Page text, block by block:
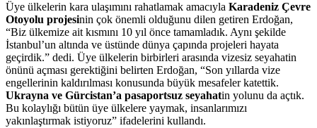
Üye ülkelerin kara ulaşımını rahatlamak amacıyla Karadeniz Çevre
Otoyolu projesinin çok önemli olduğunu dilen getiren Erdoğan,
“Biz ülkemize ait kısmını 10 yıl önce tamamladık. Aynı şekilde
İstanbul’un altında ve üstünde dünya çapında projeleri hayata
geçirdik.” dedi. Üye ülkelerin birbirleri arasında vizesiz seyahatin
önünü açması gerektiğini belirten Erdoğan, “Son yıllarda vize
engellerinin kaldırılması konusunda büyük mesafeler katettik.
Ukrayna ve Gürcistan’a pasaportsuz seyahatin yolunu da açtık.
Bu kolaylığı bütün üye ülkelere yaymak, insanlarımızı
yakınlaştırmak istiyoruz” ifadelerini kullandı.